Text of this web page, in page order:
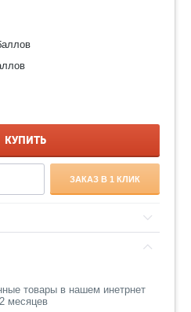
КУПИТЬ
ЗАКАЗ В 1 КЛИК
товары в нашем инетрнет
месяцев